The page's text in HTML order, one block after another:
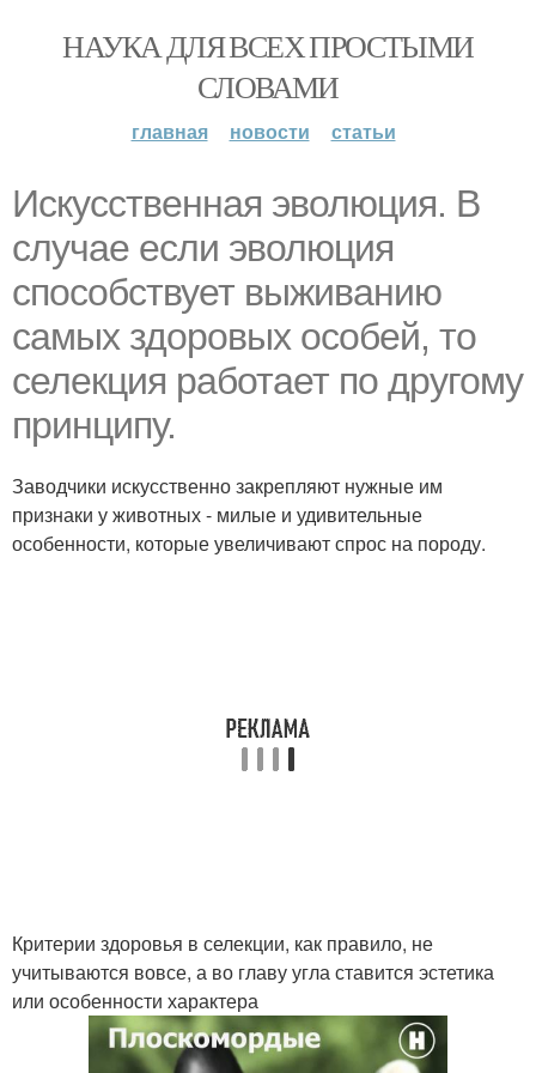
НАУКА ДЛЯ ВСЕХ ПРОСТЫМИ
СЛОВАМИ
главная новости статьи
Искусственная эволюция. В
случае если эволюция
способствует выживанию
самых здоровых особей, то
селекция работает по другому
принципу.
Заводчики искусственно закрепляют нужные им
признаки у животных - милые и удивительные
особенности, которые увеличивают спрос на породу.
Критерии здоровья в селекции, как правило, не
учитываются вовсе, а во главу угла ставится эстетика
или особенности характера